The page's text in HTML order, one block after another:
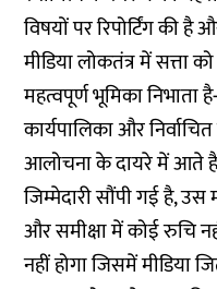
विषयों पर रिपोर्टिंग की है
मीडिया लोकतंत्र में सत्ता
महत्वपूर्ण भूमिका निभाता
कार्यपालिका और
आलोचना के दायरे में आते
जिम्मेदारी सौंपी गई है,
और समीक्षा में कोई रुचि
नहीं होगा जिसमें मीडिया